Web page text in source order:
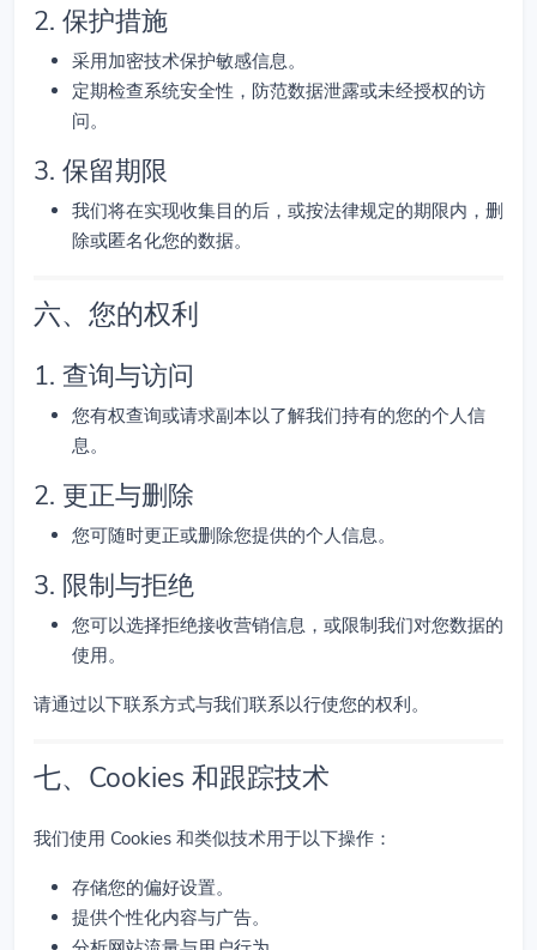
2. 保护措施
采用加密技术保护敏感信息。
定期检查系统安全性，防范数据泄露或未经授权的访
问。
3. 保留期限
我们将在实现收集目的后，或按法律规定的期限内，删
除或匿名化您的数据。
六、您的权利
1. 查询与访问
您有权查询或请求副本以了解我们持有的您的个人信
息。
2. 更正与删除
您可随时更正或删除您提供的个人信息。
3. 限制与拒绝
您可以选择拒绝接收营销信息，或限制我们对您数据的
使用。
请通过以下联系方式与我们联系以行使您的权利。
七、Cookies 和跟踪技术
我们使用 Cookies 和类似技术用于以下操作：
存储您的偏好设置。
提供个性化内容与广告。